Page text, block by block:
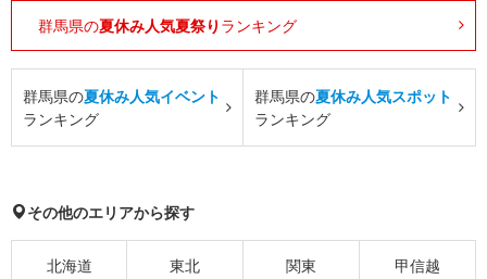
群馬県の夏休み人気夏祭り ランキング
群馬県の夏休み人気イベント
ランキング
群馬県の夏休み人気スポット
ランキング
その他のエリアから探す
北海道 東北 関東 甲信越